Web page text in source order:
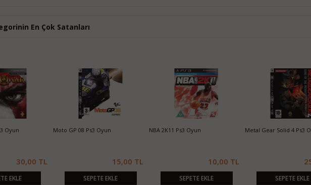
En Çok Satanları
Oyun
30,00 TL
EKLE
Moto GP 08 Ps3 Oyun
15,00 TL
SEPETE EKLE
NBA 2K11 Ps3 Oyun
10,00 TL
SEPETE EKLE
Metal Gear Solid 4 Ps3
SEPETE EKLE